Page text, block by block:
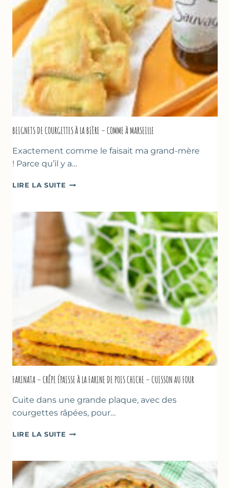
–
SANS
SORBETIÈRE
BEIGNETS DE COURGETTES À LA BIÈRE – COMME À MARSEILLE
Exactement comme le faisait ma grand-mère
! Parce qu’il y a…
LIRE LA SUITE BEIGNETS
LA
BIÈRE
–
COMME
À
MARSEILLE
FARINATA – CRÊPE ÉPAISSE À LA FARINE DE POIS CHICHE – CUISSON AU FOUR
Cuite dans une grande plaque, avec des
courgettes râpées, pour…
LIRE LA SUITE FARINATA
ÉPAISSE
À
LA